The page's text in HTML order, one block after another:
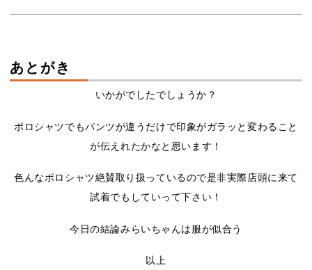
あとがき
いかがでしたでしょうか？
ポロシャツでもパンツが違うだけで印象がガラッと変わること
が伝えれたかなと思います！
色んなポロシャツ絶賛取り扱っているので是非実際店頭に来て
試着でもしていって下さい！
今日の結論みらいちゃんは服が似合う
以上